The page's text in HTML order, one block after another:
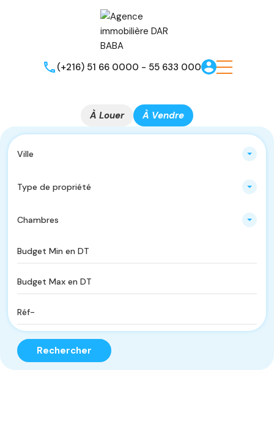
(+216) 51 66 0000 - 55 633 000
À Louer À Vendre
Ville
Type de propriété
Chambres
Rechercher